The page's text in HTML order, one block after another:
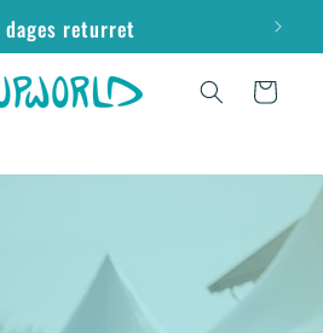
dages returret
Indkøbskurv